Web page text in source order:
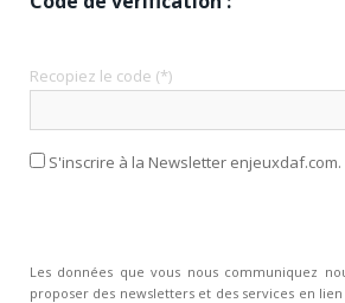
Recopiez le code (*)
S'inscrire à la Newsletter enjeuxdaf.com.
Les données que vous nous communiquez
proposer des newsletters et des services en